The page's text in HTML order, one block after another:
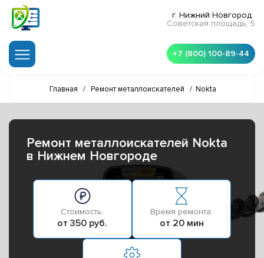
г. Нижний Новгород
Советская площадь, 5
+7 (800) 100-89-44
Главная / Ремонт металлоискателей / Nokta
Ремонт металлоискателей Nokta
в Нижнем Новгороде
Стоимость:
от 350 руб.
Время ремонта:
от 20 мин